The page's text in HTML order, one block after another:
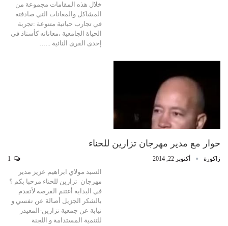
خلال هذه المقامات مجموعة من
المشاكل والمعانات التي صادفته
في تجارب حياتية متنوعة :تجربة
الحياة الجامعية ،معاناته كأستاذ في
إحدى القرى النائية ...…
حوار مع مدير مهرجان تزارين للحناء
زاكورة أكتوبر 22, 2014
السيد مولاي ابراهيم عزيز مدير
مهرجان تزارين للحناء مرحبا بكم ؟
في البداية أغتنم الفرصة لأتقدم
بالشكر الجزيل أصالة عن نفسي و
نيابة عن جمعية تزارين-المعيدر
للتنمية المستدامة و اللجنة